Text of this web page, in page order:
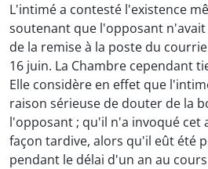
L'intimé a contesté l'existence
soutenant que l'opposant
de la remise à la poste du
16 juin. La Chambre cependant
Elle considère en effet que
raison sérieuse de douter de la
l'opposant ; qu'il n'a invoqué cet
façon tardive, alors qu'il eût été
pendant le délai d'un an au